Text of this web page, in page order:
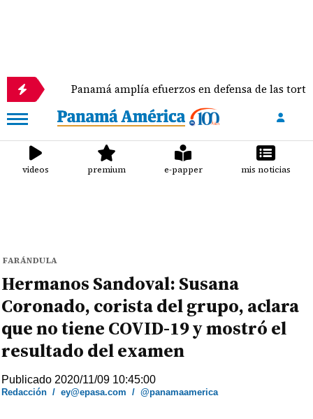
Panamá amplía efuerzos en defensa de las tortugas
videos premium e-papper mis noticias
FARÁNDULA
Hermanos Sandoval: Susana
Coronado, corista del grupo, aclara
que no tiene COVID-19 y mostró el
resultado del examen
Publicado 2020/11/09 10:45:00
Redacción /ey@epasa.com /@panamaamerica